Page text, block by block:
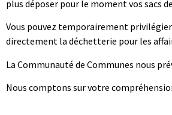
plus déposer pour le moment vos sacs
Vous pouvez temporairement
directement la déchetterie pour les
La Communauté de Communes nous
Nous comptons sur votre